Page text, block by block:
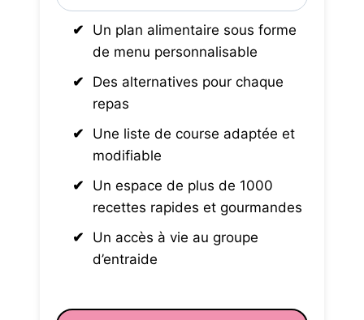
Un plan alimentaire sous forme
de menu personnalisable
Des alternatives pour chaque
repas
Une liste de course adaptée et
modifiable
Un espace de plus de 1000
recettes rapides et gourmandes
Un accès à vie au groupe
d’entraide